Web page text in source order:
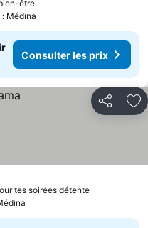
êtreConsulter les prix
Médina
Consulter les prix
Partager
tes soirées détenteConsulter